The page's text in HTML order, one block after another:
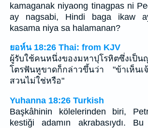
kamaganak niyaong tinagpas ni
ay nagsabi, Hindi baga ikaw
kasama niya sa halamanan?
ยอห์น 18:26 Thai: from KJV
ผู้รับใช้คนหนึ่งของมหาปุโรหิตซึ่งเป็น
โตรฟันหูขาดก็กล่าวขึ้นว่า "ข้าเห็นเ
สวนไม่ใช่หรือ"
Yuhanna 18:26 Turkish
Başkâhinin kölelerinden biri,
kestiği adamın akrabasıydı.